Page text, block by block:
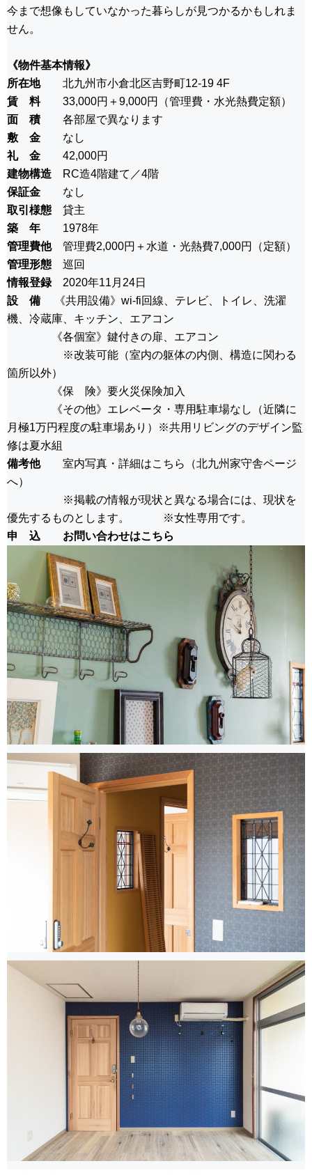
今まで想像もしていなかった暮らしが見つかるかもしれま
せん。
《物件基本情報》
所在地北九州市小倉北区吉野町12-19 4F
賃 料33,000円＋9,000円（管理費・水光熱費定額）
面 積各部屋で異なります
敷 金 なし
礼 金 42,000円
建物構造 RC造4階建て／4階
保証金 なし
取引様態 貸主
築 年 1978年
管理費他管理費2,000円＋水道・光熱費7,000円（定額）
管理形態 巡回
情報登録2020年11月24日
設 備 《共用設備》wi-fi回線、テレビ、トイレ、洗濯
機、冷蔵庫、キッチン、エアコン
《各個室》鍵付きの扉、エアコン
※改装可能（室内の躯体の内側、構造に関わる
箇所以外）
《保 険》要火災保険加入
《その他》エレベータ・専用駐車場なし（近隣に
月極1万円程度の駐車場あり）※共用リビングのデザイン監
修は夏水組
備考他室内写真・詳細はこちら（北九州家守舎ページ
へ）
※掲載の情報が現状と異なる場合には、現状を
優先するものとします。 ※女性専用です。
申 込
お問い合わせはこちら